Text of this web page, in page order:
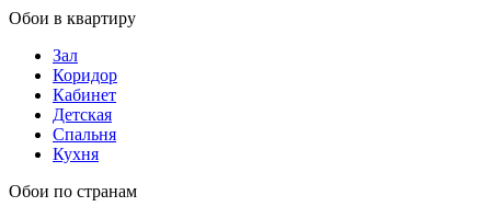
Обои в квартиру
Зал
Коридор
Кабинет
Детская
Спальня
Кухня
Обои по странам